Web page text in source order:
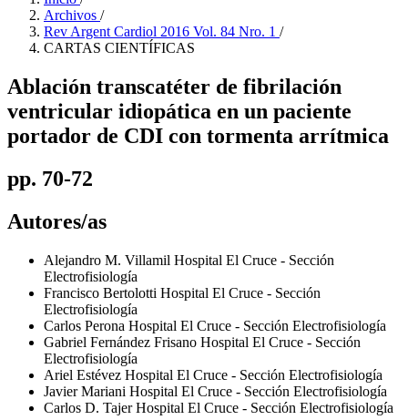
Archivos /
Rev Argent Cardiol 2016 Vol. 84 Nro. 1 /
CARTAS CIENTÍFICAS
Ablación transcatéter de fibrilación
ventricular idiopática en un paciente
portador de CDI con tormenta arrítmica
pp. 70-72
Autores/as
Alejandro M. Villamil Hospital El Cruce - Sección
Electrofisiología
Francisco Bertolotti Hospital El Cruce - Sección
Electrofisiología
Carlos Perona Hospital El Cruce - Sección Electrofisiología
Gabriel Fernández Frisano Hospital El Cruce - Sección
Electrofisiología
Ariel Estévez Hospital El Cruce - Sección Electrofisiología
Javier Mariani Hospital El Cruce - Sección Electrofisiología
Carlos D. TajerHospital El Cruce - Sección Electrofisiología